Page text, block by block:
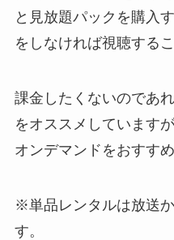
と見放題パックを購入
をしなければ視聴する
課金したくないのであ
をオススメしています
オンデマンドをおすすめ
※単品レンタルは放送
す。